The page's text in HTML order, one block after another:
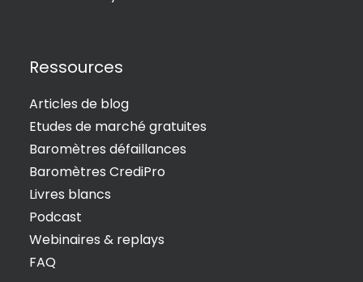
Ressources
Articles de blog
Etudes de marché gratuites
Baromètres défaillances
Baromètres CrediPro
Livres blancs
Podcast
Webinaires & replays
FAQ